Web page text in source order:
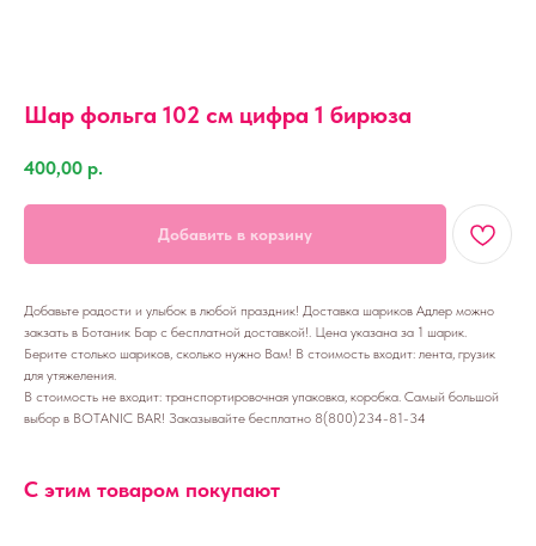
Шар фольга 102 см цифра 1 бирюза
400,00 р.
Добавить в корзину
Добавьте радости и улыбок в любой праздник! Доставка шариков Адлер можно
закзать в Ботаник Бар с бесплатной доставкой!. Цена указана за 1 шарик.
Берите столько шариков, сколько нужно Вам! В стоимость входит: лента, грузик
для утяжеления.
В стоимость не входит: транспортировочная упаковка, коробка. Самый большой
выбор в BOTANIC BAR! Заказывайте бесплатно 8(800)234-81-34
С этим товаром покупают